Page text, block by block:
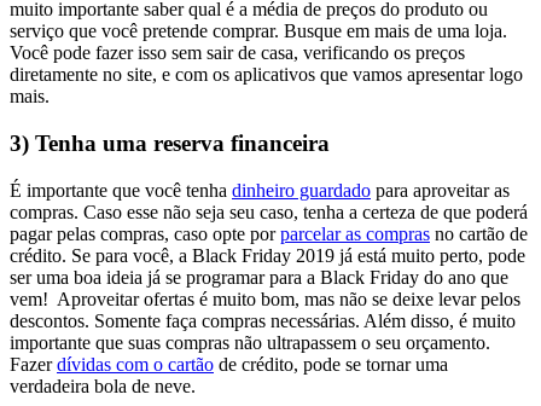
muito importante saber qual é a média de preços do produto ou
serviço que você pretende comprar. Busque em mais de uma loja.
Você pode fazer isso sem sair de casa, verificando os preços
diretamente no site, e com os aplicativos que vamos apresentar logo
mais.
3) Tenha uma reserva financeira
É importante que você tenha dinheiro guardado para aproveitar as
compras. Caso esse não seja seu caso, tenha a certeza de que poderá
pagar pelas compras, caso opte porparcelar as compras no cartão de
crédito. Se para você, a Black Friday 2019 já está muito perto, pode
ser uma boa ideia já se programar para a Black Friday do ano que
vem! Aproveitar ofertas é muito bom, mas não se deixe levar pelos
descontos. Somente faça compras necessárias. Além disso, é muito
importante que suas compras não ultrapassem o seu orçamento.
Fazerdívidas com o cartão de crédito, pode se tornar uma
verdadeira bola de neve.